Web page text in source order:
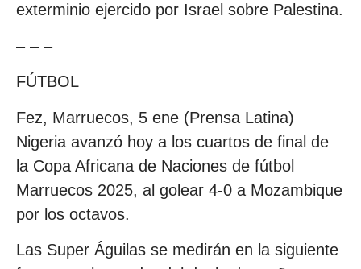
exterminio ejercido por Israel sobre Palestina.
– – –
FÚTBOL
Fez, Marruecos, 5 ene (Prensa Latina)
Nigeria avanzó hoy a los cuartos de final de
la Copa Africana de Naciones de fútbol
Marruecos 2025, al golear 4-0 a Mozambique
por los octavos.
Las Super Águilas se medirán en la siguiente